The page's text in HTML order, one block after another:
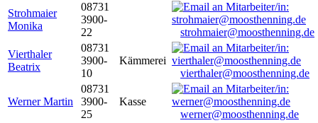
Strohmaier
Monika
08731
3900-
22
strohmaier@moosthenning.de
Vierthaler
Beatrix
08731
3900-
10
Kämmerei
vierthaler@moosthenning.de
Werner Martin
08731
3900-
25
Kasse
werner@moosthenning.de